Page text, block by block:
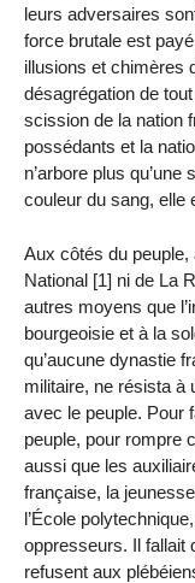
leurs adversaires
force brutale est
illusions et chimères
désagrégation de
scission de la nation
possédants et la
n’arbore plus
couleur du sang, elle
Aux côtés du
National [1] ni de La
autres moyens que
bourgeoisie et à la
qu’aucune dynastie
militaire, ne résista à
avec le peuple. Pour
peuple, pour rompre
aussi que les
française, la
l’École
oppresseurs. Il fallait
refusent aux